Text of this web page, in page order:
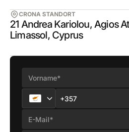
CRONA STANDORT
21 Andrea Kariolou, Agios
Limassol, Cyprus